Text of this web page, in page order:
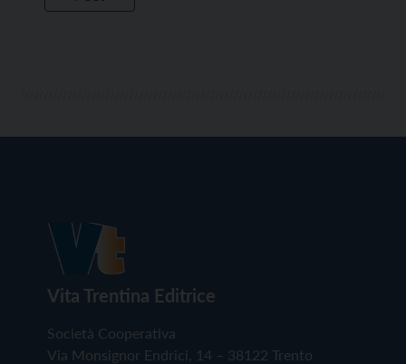
Vita Trentina Editrice
Società Cooperativa
Via Monsignor Endrici, 14 – 38122 Trento